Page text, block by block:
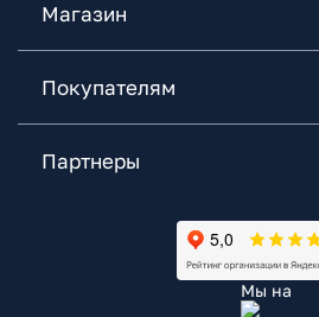
Магазин
Покупателям
Партнеры
Мы на